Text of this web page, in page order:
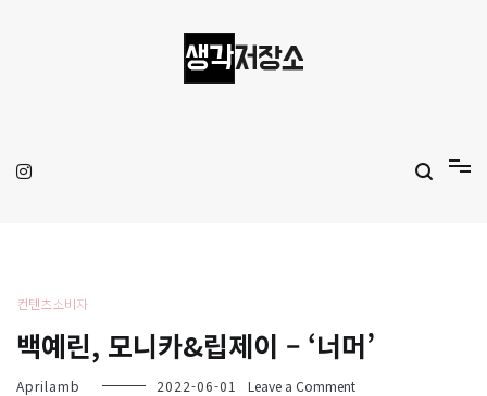
컨텐츠소비자
백예린, 모니카&립제이 – ‘너머’
Aprilamb 2022-06-01 Leave a Commenton